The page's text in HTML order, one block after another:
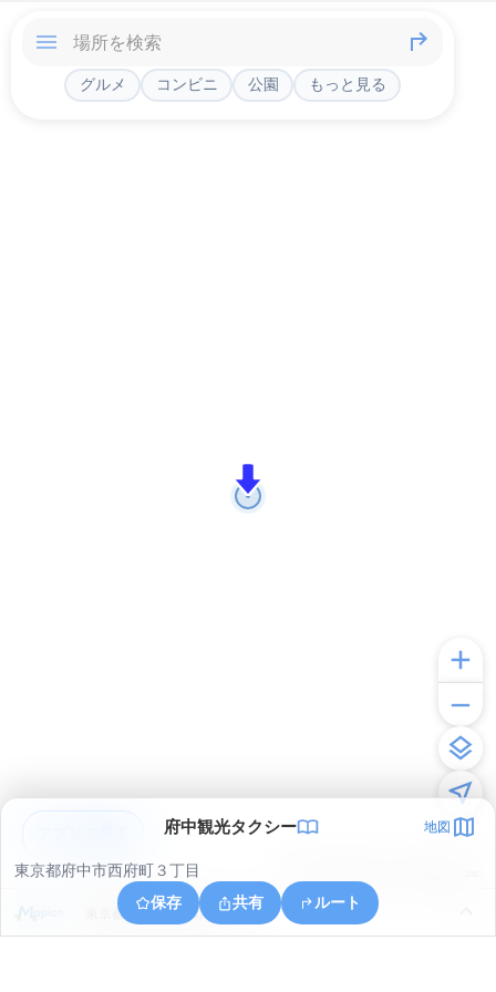
グルメ コンビニ 公園 もっと見る
府中観光タクシー 地図
東京都府中市西府町３丁目
保存
共有 ルート
東京都府中市八幡町１丁目８